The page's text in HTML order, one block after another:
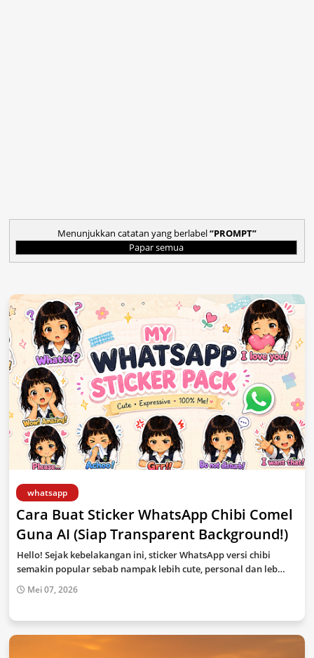
Menunjukkan catatan yang berlabel PROMPT
Papar semua
whatsapp
Cara Buat Sticker WhatsApp Chibi Comel
Guna AI (Siap Transparent Background!)
Hello! Sejak kebelakangan ini, sticker WhatsApp versi chibi
semakin popular sebab nampak lebih cute, personal dan leb…
Mei 07, 2026